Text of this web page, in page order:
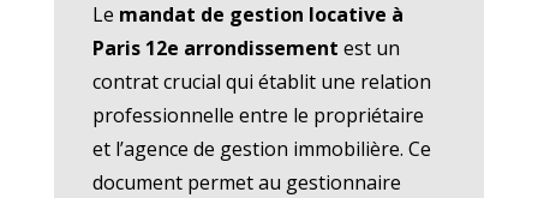
Le mandat de gestion locative à
Paris 12e arrondissement est un
contrat crucial qui établit une relation
professionnelle entre le propriétaire
et l’agence de gestion immobilière. Ce
document permet au gestionnaire